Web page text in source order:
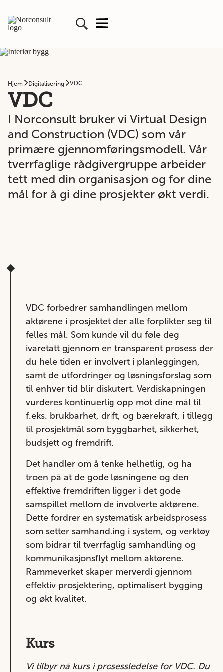
Hjem Digitalisering VDC
VDC
I Norconsult bruker vi Virtual Design
and Construction (VDC) som vår
primære gjennomføringsmodell. Vår
tverrfaglige rådgivergruppe arbeider
tett med din organisasjon og for dine
mål for å gi dine prosjekter økt verdi.
VDC forbedrer samhandlingen mellom
aktørene i prosjektet der alle forplikter seg til
felles mål. Som kunde vil du føle deg
ivaretatt gjennom en transparent prosess der
du hele tiden er involvert i planleggingen,
samt de utfordringer og løsningsforslag som
til enhver tid blir diskutert. Verdiskapningen
vurderes kontinuerlig opp mot dine mål til
f.eks. brukbarhet, drift, og bærekraft, i tillegg
til prosjektmål som byggbarhet, sikkerhet,
budsjett og fremdrift.
Det handler om å tenke helhetlig, og ha
troen på at de gode løsningene og den
effektive fremdriften ligger i det gode
samspillet mellom de involverte aktørene.
Dette fordrer en systematisk arbeidsprosess
som setter samhandling i system, og verktøy
som bidrar til tverrfaglig samhandling og
kommunikasjonsflyt mellom aktørene.
Rammeverket skaper merverdi gjennom
effektiv prosjektering, optimalisert bygging
og økt kvalitet.
Kurs
Vi tilbyr nå kurs i prosessledelse for VDC. Du